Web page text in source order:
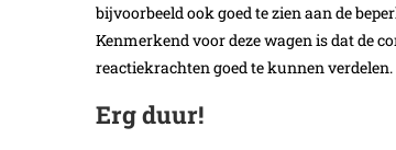
bijvoorbeeld ook goed te zien aan de
Kenmerkend voor deze wagen is dat de
reactiekrachten goed te kunnen verdelen.
Erg duur!